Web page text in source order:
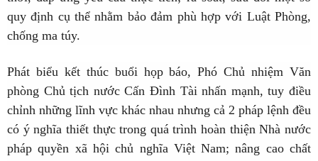
quy định cụ thể nhằm bảo đảm phù hợp với Luật Phòng,
chống ma túy.
Phát biểu kết thúc buổi họp báo, Phó Chủ nhiệm Văn
phòng Chủ tịch nước Cấn Đình Tài nhấn mạnh, tuy điều
chỉnh những lĩnh vực khác nhau nhưng cả 2 pháp lệnh đều
có ý nghĩa thiết thực trong quá trình hoàn thiện Nhà nước
pháp quyền xã hội chủ nghĩa Việt Nam; nâng cao chất